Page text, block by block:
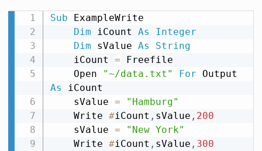
Sub ExampleWrite
Dim iCount As
Integer
Dim sValue As
String
    iCount
= Freefile
    Open
"~/data.txt" For
As iCount
    sValue
=
"Hamburg"
    Write
#iCount , sValue , 200
    sValue
=
"New York"
    Write
#iCount , sValue , 300